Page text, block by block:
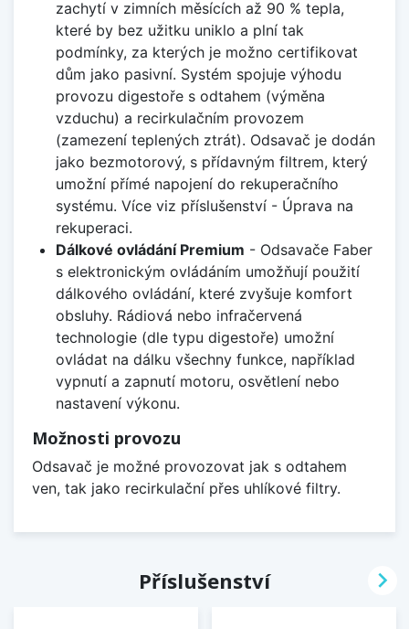
zachytí v zimních měsících až 90 % tepla,
které by bez užitku uniklo a plní tak
podmínky, za kterých je možno certifikovat
dům jako pasivní. Systém spojuje výhodu
provozu digestoře s odtahem (výměna
vzduchu) a recirkulačním provozem
(zamezení teplených ztrát). Odsavač je dodán
jako bezmotorový, s přídavným filtrem, který
umožní přímé napojení do rekuperačního
systému. Více viz příslušenství - Úprava na
rekuperaci.
Dálkové ovládání Premium - Odsavače Faber
s elektronickým ovládáním umožňují použití
dálkového ovládání, které zvyšuje komfort
obsluhy. Rádiová nebo infračervená
technologie (dle typu digestoře) umožní
ovládat na dálku všechny funkce, například
vypnutí a zapnutí motoru, osvětlení nebo
nastavení výkonu.
Možnosti provozu
Odsavač je možné provozovat jak s odtahem
ven, tak jako recirkulační přes uhlíkové filtry.
Příslušenství 